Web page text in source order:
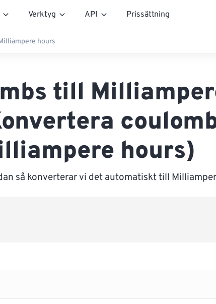
Verktyg API Prissättning
hours
till
hours)
så konverterar vi det automatiskt till